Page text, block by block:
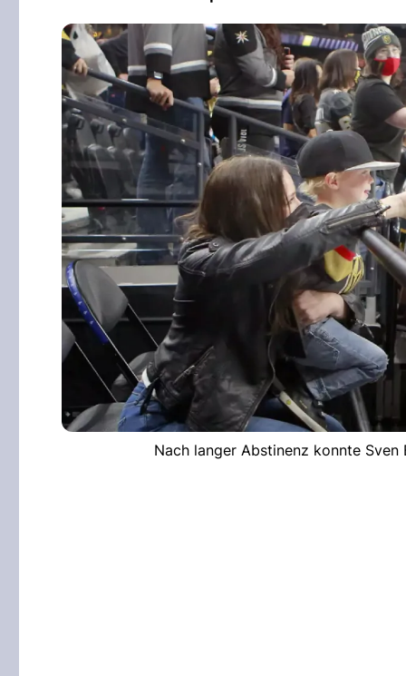
Nach langer Abstinenz konnte